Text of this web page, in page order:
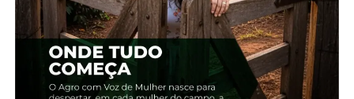
(adaptado do modelo Cosmo) para o sábado (25) e
o domingo (26). Sombreados com as respectivas
cores na legenda indicam a intensidade da geada,
verde (fraca), amarelo (moderado), vermelho (forte).